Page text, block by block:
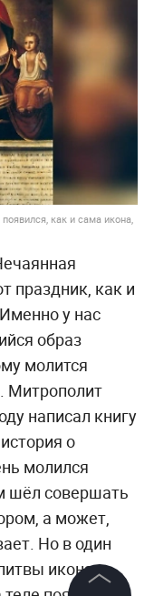
как и сама икона,
праздник, как и
у нас
образ
молится
Митрополит
написал книгу
о
молился
шёл совершать
а может,
Но в один
икона